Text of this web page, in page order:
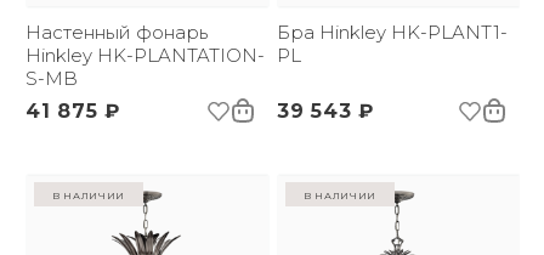
Настенный фонарь
Hinkley HK-PLANTATION-
S-MB
41 875 ₽
Бра Hinkley HK-PLANT1-
PL
39 543 ₽
в наличии в наличии